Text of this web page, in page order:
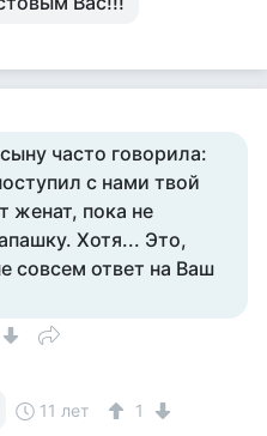
часто говорила:
с нами твой
женат, пока не
Хотя... Это,
совсем ответ на Ваш
11 лет 1